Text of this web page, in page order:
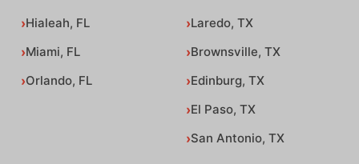
Hialeah, FL
Miami, FL
Orlando, FL
Laredo, TX
Brownsville, TX
Edinburg, TX
El Paso, TX
San Antonio, TX